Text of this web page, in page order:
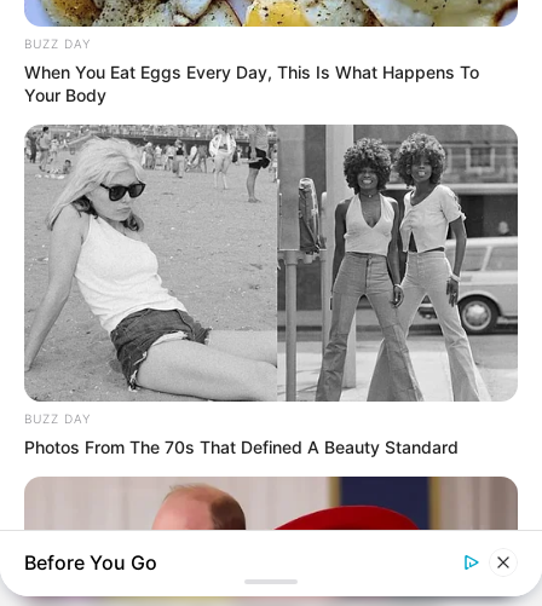
BUZZ DAY
When You Eat Eggs Every Day, This Is What Happens To
Your Body
BUZZ DAY
Photos From The 70s That Defined A Beauty Standard
Before You Go